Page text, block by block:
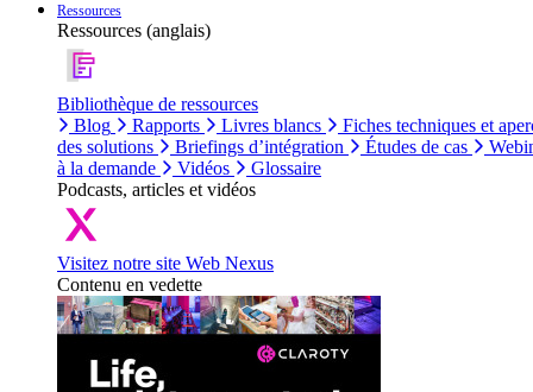
Ressources
Ressources (anglais)
Bibliothèque de ressources
Blog
Rapports Livres blancs
Fiches techniques et
des solutions
Briefings d’intégration Études de cas
à la demande
Vidéos
Glossaire
Podcasts, articles et vidéos
Visitez notre site Web Nexus
Contenu en vedette